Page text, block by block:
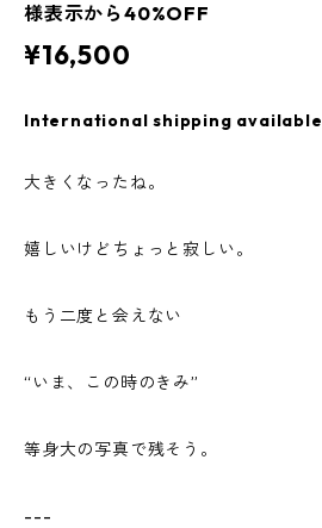
様表示から40%OFF
¥16,500
International shipping available
大きくなったね。
嬉しいけどちょっと寂しい。
もう二度と会えない
“いま、この時のきみ”
等身大の写真で残そう。
---